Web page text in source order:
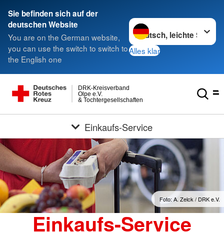
Sie befinden sich auf der
deutschen Website
You are on the German website,
you can use the switch to switch to
the English one
Sprache wechseln zu
Alles klar
& Tochtergesellschaften
Olpe e.V.
DRK-Kreisverband
Einkaufs-Service
Foto: A. Zelck / DRK e.V.
Einkaufs-Service